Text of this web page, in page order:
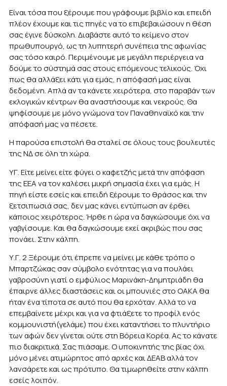
Είναι τόσα που ξέρουμε που γράφουμε βιβλίο και επειδή
πλέον έχουμε και τις πηγές να το επιβεβαιώσουν η θέση
σας έγινε δύσκολη. Διαβάστε αυτό το κείμενο στον
πρωθυπουργό, ως τη λυπητερή συνέπεια της αφωνίας
σας τόσο καιρό. Περιμένουμε με μεγάλη περιέργεια να
δούμε το σύστημά σας στους επόμενους τελικούς. Όχι
πως θα αλλάξει κάτι για εμάς, η απόφασή μας είναι
δεδομένη. Απλά αν τα κάνετε χειρότερα, στο παραβάν των
εκλογικών κέντρων θα αναστήσουμε και νεκρούς. Θα
ψηφίσουμε με μόνο γνώμονα τον Παναθηναϊκό και την
απόφασή μας να πέσετε.
Η παρούσα επιστολή θα σταλεί σε όλους τους βουλευτές
της ΝΔ σε όλη τη χώρα.
ΥΓ. Είτε μείνει είτε φύγει ο καφετζής μετά την απόφαση
της ΕΕΑ να τον καλέσει μικρή σημασία έχει για εμάς. Η
πηγή είστε εσείς και επειδή ξέρουμε το θράσος και την
ξετσιπωσιά σας, δεν μας κάνει εντύπωση αν έρθει
κάποιος χειρότερος. Ήρθε η ώρα να δαγκώσουμε όχι να
γαβγίσουμε. Και θα δαγκώσουμε εκεί ακριβώς που σας
πονάει. Στην κάλπη.
Υ.Γ. 2 Ξέρουμε ότι έπρεπε να μείνει με κάθε τρόπο ο
Μπαρτζώκας σαν σύμβολο ενότητας για να πουλάει
γαβροσύνη γιατί ο εμφύλιος Μαρινάκη-Δημητριάδη θα
έπαιρνε άλλες διαστάσεις και οι μπουνιές στο ΟΑΚΑ θα
ήταν ένα τίποτα σε αυτό που θα ερχόταν. Αλλά το να
επεμβαίνετε μέχρι και για να φτιάξετε το προφίλ ενός
κομμουνιστή(γελάμε) που έχει καταντήσει το πλυντήριο
των αφών δεν γίνεται ούτε στη Βόρεια Κορέα. Ας το κάνατε
πιο διακριτικά. Σας πιάσαμε. Ο υποκινητής της βίας όχι
μόνο μένει ατιμώρητος από αρχές και ΔΕΑΒ αλλά τον
λανσάρετε και ως πρότυπο. Θα τιμωρηθείτε στην κάλπη
εσείς λοιπόν.